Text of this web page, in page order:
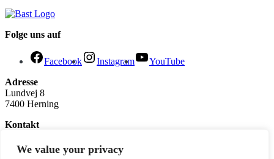
We value your privacy
Folge uns auf
Facebook Instagram
YouTube
Adresse
Lundvej 8
7400 Herning
Kontakt
Tel: +45 2980 5400